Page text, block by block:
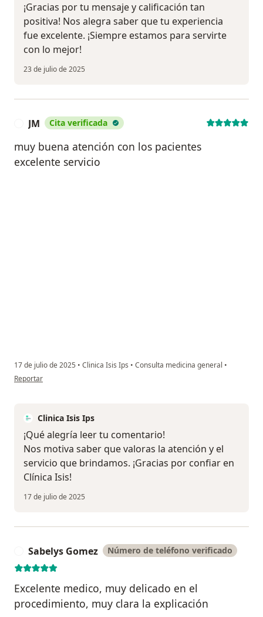
¡Gracias por tu mensaje y calificación tan
positiva! Nos alegra saber que tu experiencia
fue excelente. ¡Siempre estamos para servirte
con lo mejor!
23 de julio de 2025
JM Cita verificada
muy buena atención con los pacientes
excelente servicio
17 de julio de 2025 • Clinica Isis Ips • Consulta medicina general •
en opinión del usuario JM
Reportar
Clinica Isis Ips
¡Qué alegría leer tu comentario!
Nos motiva saber que valoras la atención y el
servicio que brindamos. ¡Gracias por confiar en
Clínica Isis!
17 de julio de 2025
Sabelys Gomez Número de teléfono verificado
Excelente medico, muy delicado en el
procedimiento, muy clara la explicación